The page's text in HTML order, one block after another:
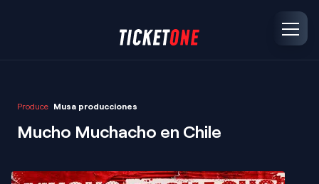
Produce Musa producciones
Mucho Muchacho en Chile